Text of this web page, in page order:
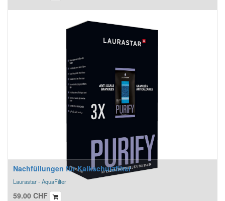
Nachfüllungen für Kalkschutzfilter
Laurastar - AquaFilter
59.00 CHF